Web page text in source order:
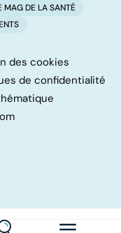
MAG DE LA SANTÉ
des cookies
de confidentialité